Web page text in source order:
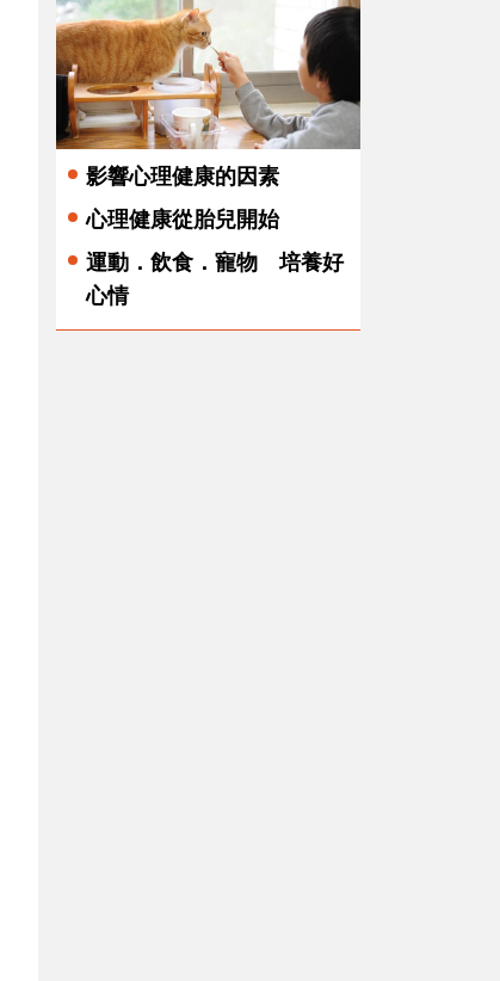
影響心理健康的因素
心理健康從胎兒開始
運動．飲食．寵物 培養好
心情